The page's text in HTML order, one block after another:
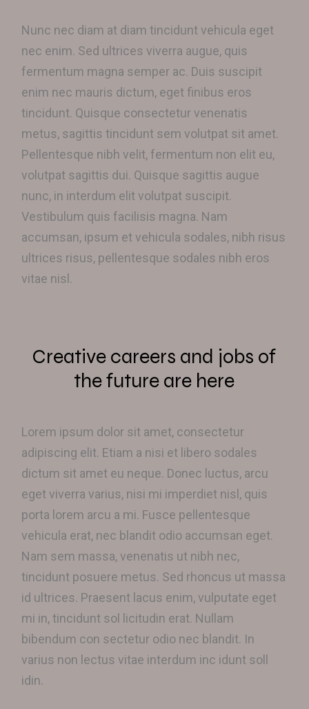
Nunc nec diam at diam tincidunt vehicula eget
nec enim. Sed ultrices viverra augue, quis
fermentum magna semper ac. Duis suscipit
enim nec mauris dictum, eget finibus eros
tincidunt. Quisque consectetur venenatis
metus, sagittis tincidunt sem volutpat sit amet.
Pellentesque nibh velit, fermentum non elit eu,
volutpat sagittis dui. Quisque sagittis augue
nunc, in interdum elit volutpat suscipit.
Vestibulum quis facilisis magna. Nam
accumsan, ipsum et vehicula sodales, nibh risus
ultrices risus, pellentesque sodales nibh eros
vitae nisl.
Creative careers and jobs of
the future are here
Lorem ipsum dolor sit amet, consectetur
adipiscing elit. Etiam a nisi et libero sodales
dictum sit amet eu neque. Donec luctus, arcu
eget viverra varius, nisi mi imperdiet nisl, quis
porta lorem arcu a mi. Fusce pellentesque
vehicula erat, nec blandit odio accumsan eget.
Nam sem massa, venenatis ut nibh nec,
tincidunt posuere metus. Sed rhoncus ut massa
id ultrices. Praesent lacus enim, vulputate eget
mi in, tincidunt sol licitudin erat. Nullam
bibendum con sectetur odio nec blandit. In
varius non lectus vitae interdum inc idunt soll
idin.